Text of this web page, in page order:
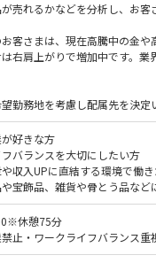
売れるかなどを分析し、お客
客さまは、現在高騰中の金や
右肩上がりで増加中です。
勤務地を考慮し配属先を決定
好きな方
バランスを大切にしたい方
収入UPに直結する環境で働
宝飾品、雑貨や骨とう品など
休憩75分
止・ワークライフバランス